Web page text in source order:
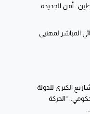
أمن الجديدة
المباشر لمهنيي
الكبرى للدولة
“الحركة